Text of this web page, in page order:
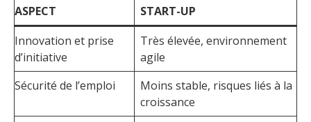
ASPECT
START-UP
Innovation et prise
d’initiative
Très élevée, environnement
agile
Sécurité de l’emploi
Moins stable, risques liés à la
croissance